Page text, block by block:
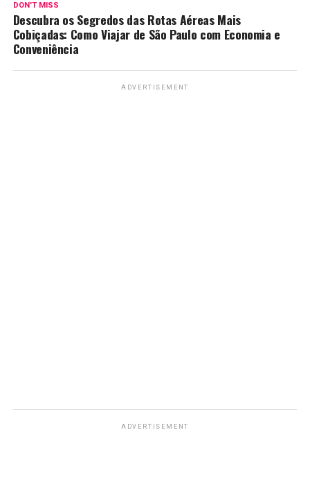
DON'T MISS
Descubra os Segredos das Rotas Aéreas Mais
Cobiçadas: Como Viajar de São Paulo com Economia e
Conveniência
ADVERTISEMENT
ADVERTISEMENT